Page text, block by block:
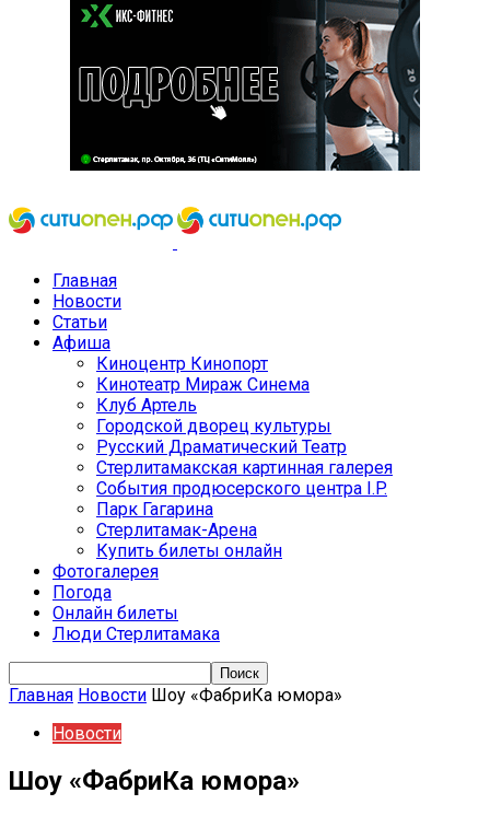
Главная
Новости
Статьи
Афиша
Киноцентр Кинопорт
Кинотеатр Мираж Синема
Клуб Артель
Городской дворец культуры
Русский Драматический Театр
Стерлитамакская картинная галерея
События продюсерского центра I.P.
Парк Гагарина
Стерлитамак-Арена
Купить билеты онлайн
Фотогалерея
Погода
Онлайн билеты
Люди Стерлитамака
Главная Новости Шоу «ФабриКа юмора»
Новости
Шоу «ФабриКа юмора»